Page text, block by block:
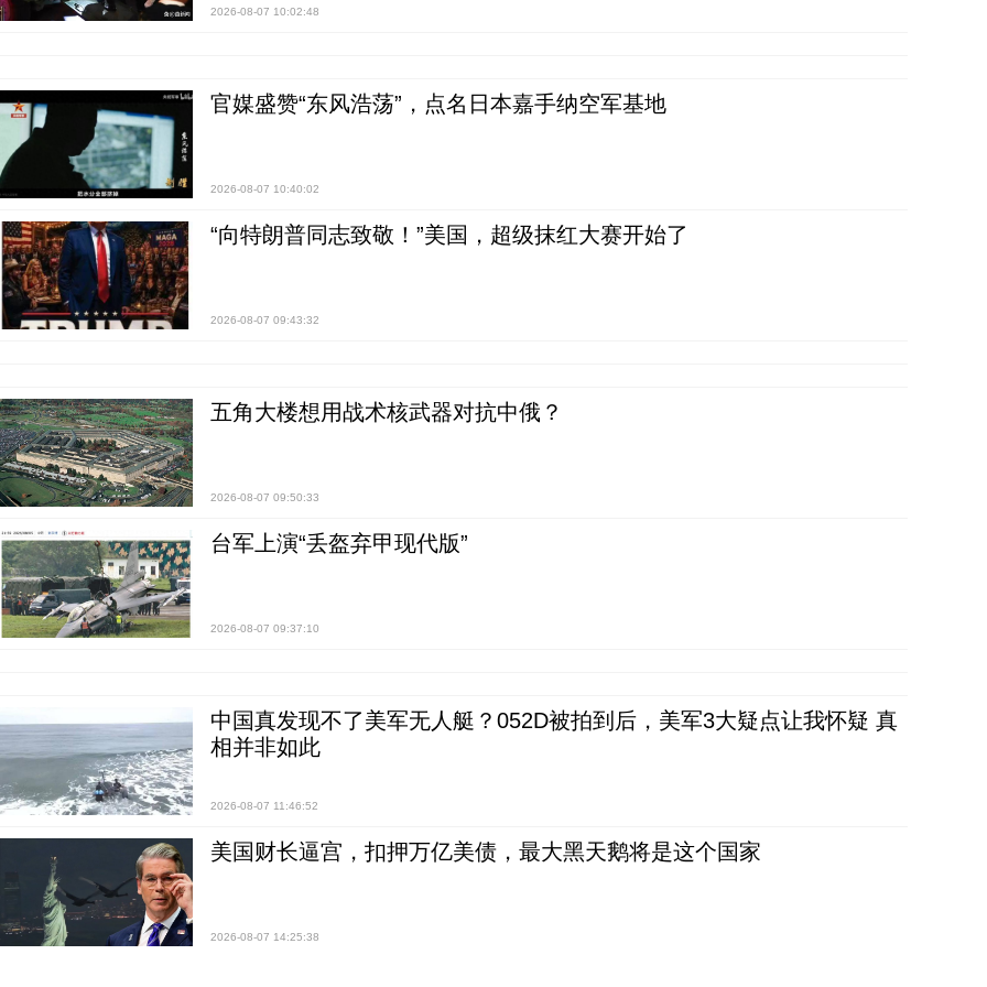
2026-08-07 10:02:48
官媒盛赞“东风浩荡”，点名日本嘉手纳空军基地
2026-08-07 10:40:02
“向特朗普同志致敬！”美国，超级抹红大赛开始了
2026-08-07 09:43:32
五角大楼想用战术核武器对抗中俄？
2026-08-07 09:50:33
台军上演“丢盔弃甲现代版”
2026-08-07 09:37:10
中国真发现不了美军无人艇？052D被拍到后，美军3大疑点让我怀疑 真
相并非如此
2026-08-07 11:46:52
美国财长逼宫，扣押万亿美债，最大黑天鹅将是这个国家
2026-08-07 14:25:38